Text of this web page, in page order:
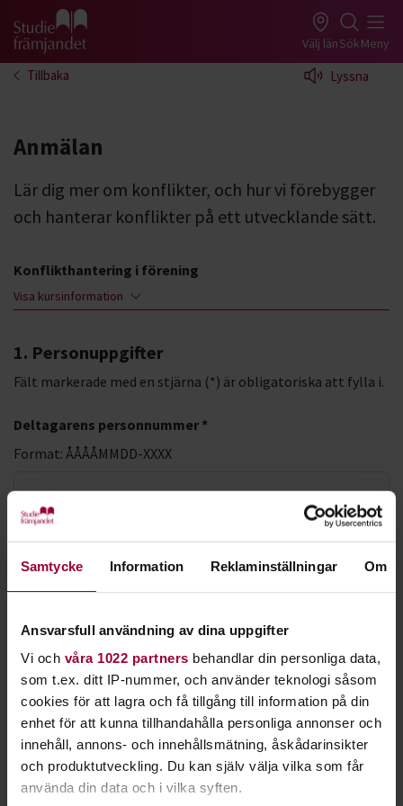
Samtycke Information Reklaminställningar Om
Ansvarsfull användning av dina uppgifter
Vi och våra 1022 partners behandlar din personliga data,
som t.ex. ditt IP-nummer, och använder teknologi såsom
cookies för att lagra och få tillgång till information på din
enhet för att kunna tillhandahålla personliga annonser och
innehåll, annons- och innehållsmätning, åskådarinsikter
och produktutveckling. Du kan själv välja vilka som får
använda din data och i vilka syften.
Gå till studiefrämjandets startsida Välj länSökMeny
Tillbaka Lyssna
Anmälan
Lär dig mer om konflikter, och hur vi förebygger
och hanterar konflikter på ett utvecklande sätt.
Konflikthantering i förening
Visa kursinformation
1. Personuppgifter
Fält markerade med en stjärna (*) är obligatoriska att fylla i.
Deltagarens personnummer *
Format: ÅÅÅÅMMDD-XXXX
LMA-nummer
Efternamn *
E-postadress *